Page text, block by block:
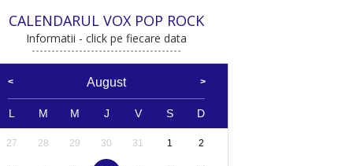
CALENDARUL VOX POP ROCK
Informatii - click pe fiecare data
August
L M M J V S D
27 28 29 30 31 1 2